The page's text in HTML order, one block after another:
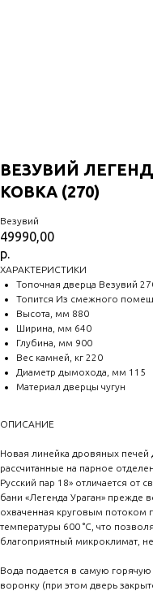
ВЕЗУВИЙ
КОВКА (270)
Везувий
49990,00
р.
ХАРАКТЕРИСТИКИ
Топочная дверца Везувий
Топится Из смежного
Высота, мм 880
Ширина, мм 640
Глубина, мм 900
Вес камней, кг 220
Диаметр дымохода, мм 115
Материал дверцы чугун
ОПИСАНИЕ
Новая линейка дровяных печей
рассчитанные на парное
Русский пар 18» отличается от
бани «Легенда Ураган» прежде
охваченная круговым потоком
температуры 600 °С, что
благоприятный микроклимат,
Вода подается в самую горячую
воронку (при этом дверь